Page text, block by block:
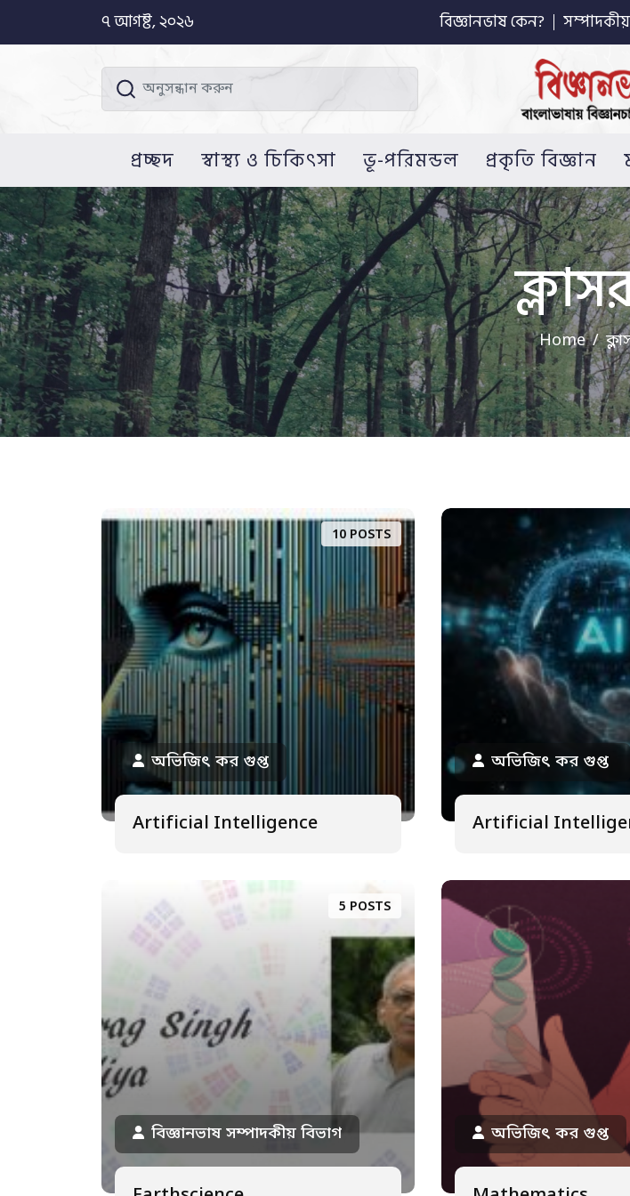
৭ আগষ্ট, ২০২৬ বিজ্ঞানভাষ কেন? সম্পাদকীয়
প্রচ্ছদ স্বাস্থ্য ও চিকিৎসা ভূ-পরিমন্ডল প্রকৃতি বিজ্ঞান
Home
10 POSTS
অভিজিৎ কর গুপ্ত
Artificial Intelligence
অভিজিৎ কর গুপ্ত
Artificial
5 POSTS
বিজ্ঞানভাষ সম্পাদকীয় বিভাগ অভিজিৎ কর গুপ্ত